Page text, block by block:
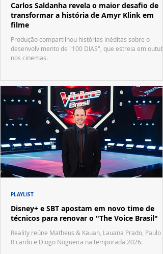
Carlos Saldanha revela o maior desafio de
transformar a história de Amyr Klink em
filme
Produção compartilhou histórias inéditas sobre o
desenvolvimento de "100 DIAS", que estreia em
nos cinemas.
Disney+ e SBT apostam em novo time de
técnicos para renovar o "The Voice Brasil"
Reality reúne Matheus & Kauan, Lauana Prado, Paulo
Ricardo e Diogo Nogueira na temporada 2026.
PLAYLIST